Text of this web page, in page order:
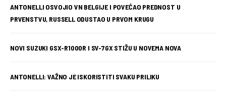
ANTONELLI OSVOJIO VN BELGIJE I POVEĆAO PREDNOST U
PRVENSTVU, RUSSELL ODUSTAO U PRVOM KRUGU
NOVI SUZUKI GSX-R1000R I SV-7GX STIŽU U NOVEMA NOVA
ANTONELLI: VAŽNO JE ISKORISTITI SVAKU PRILIKU